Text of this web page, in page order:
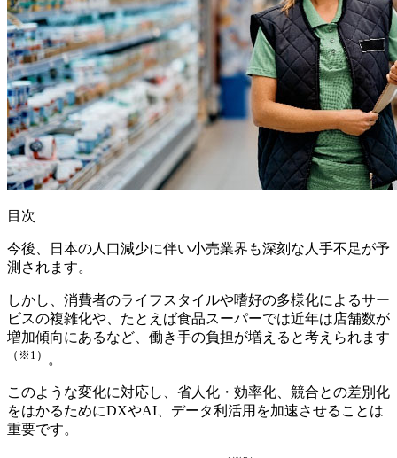
目次
今後、日本の人口減少に伴い小売業界も深刻な人手不足が予
測されます。
しかし、消費者のライフスタイルや嗜好の多様化によるサー
ビスの複雑化や、たとえば食品スーパーでは近年は店舗数が
増加傾向にあるなど、働き手の負担が増えると考えられます
（※1） 。
このような変化に対応し、省人化・効率化、競合との差別化
をはかるためにDXやAI、データ利活用を加速させることは
重要です。